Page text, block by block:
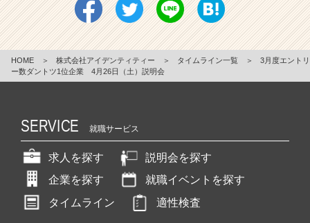
HOME ＞ 株式会社アイデンティティー ＞ タイムライン一覧 ＞
3月度エントリ
ー数ダントツ1位企業 4月26日（土）説明会
SERVICE 就職サービス
求人を探す
説明会を探す
企業を探す
就職イベントを探す
タイムライン
適性検査